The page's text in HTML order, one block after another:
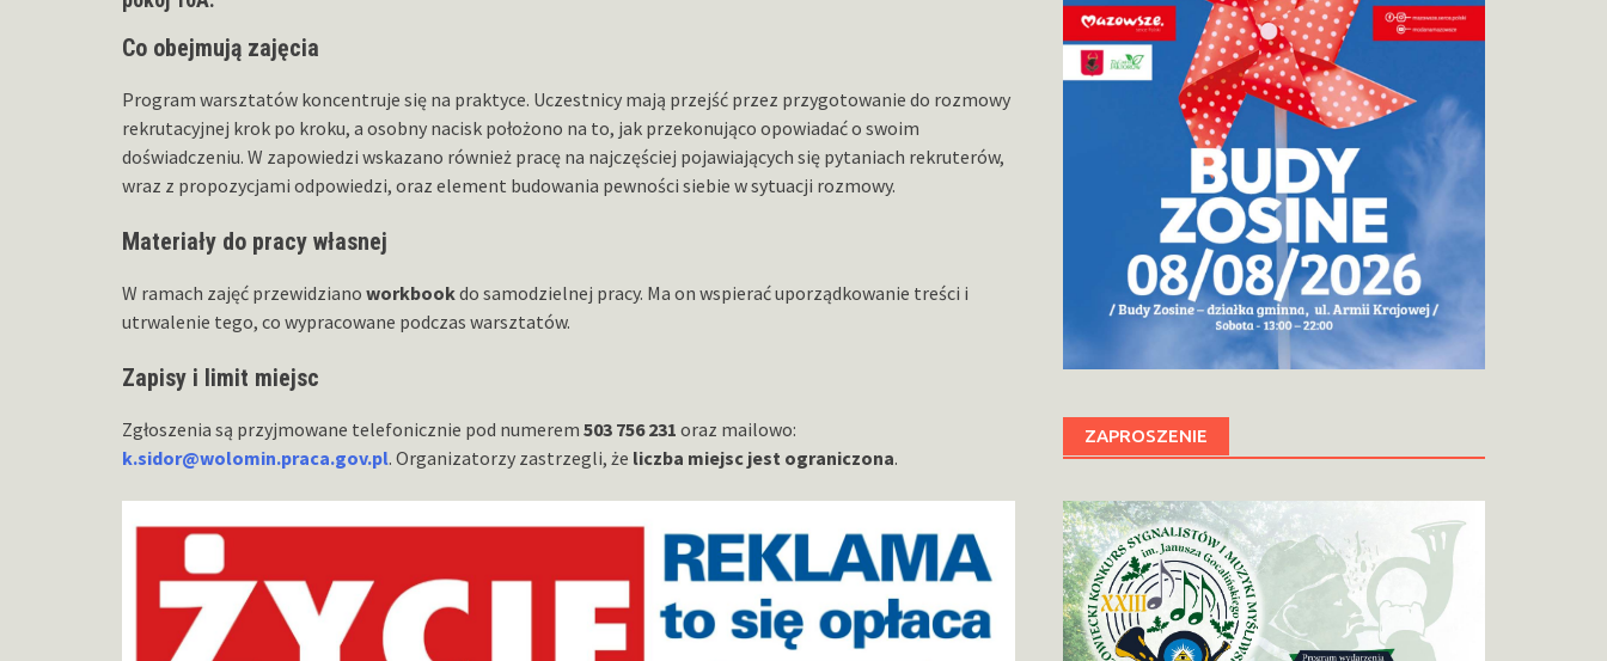
Co obejmują zajęcia
Program warsztatów koncentruje się na praktyce. Uczestnicy mają przejść przez przygotowanie do rozmowy
rekrutacyjnej krok po kroku, a osobny nacisk położono na to, jak przekonująco opowiadać o swoim
doświadczeniu. W zapowiedzi wskazano również pracę na najczęściej pojawiających się pytaniach rekruterów,
wraz z propozycjami odpowiedzi, oraz element budowania pewności siebie w sytuacji rozmowy.
Materiały do pracy własnej
W ramach zajęć przewidziano workbookdo samodzielnej pracy. Ma on wspierać uporządkowanie treści i
utrwalenie tego, co wypracowane podczas warsztatów.
Zapisy i limit miejsc
Zgłoszenia są przyjmowane telefonicznie pod numerem 503 756 231 oraz mailowo:
k.sidor@wolomin.praca.gov.pl. Organizatorzy zastrzegli, że liczba miejsc jest ograniczona.
ZAPROSZENIE